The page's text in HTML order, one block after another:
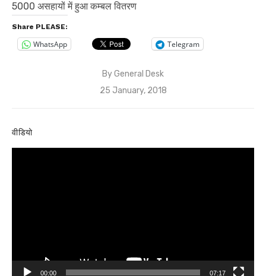
5000 असहायों में हुआ कम्बल वितरण
Share PLEASE:
WhatsApp Telegram
ByGeneral Desk
Posted
25 January, 2018
वीडियो
00:00 07:17